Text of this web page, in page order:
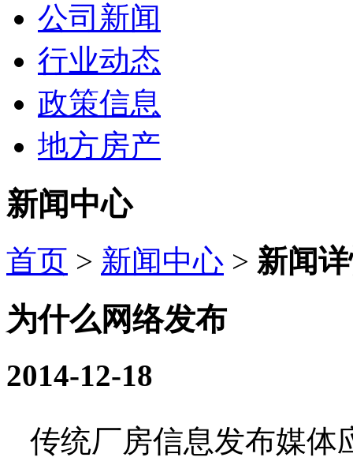
公司新闻
行业动态
政策信息
地方房产
新闻中心
首页 > 新闻中心 > 新闻
为什么网络发布
2014-12-18
传统厂房信息发布媒体